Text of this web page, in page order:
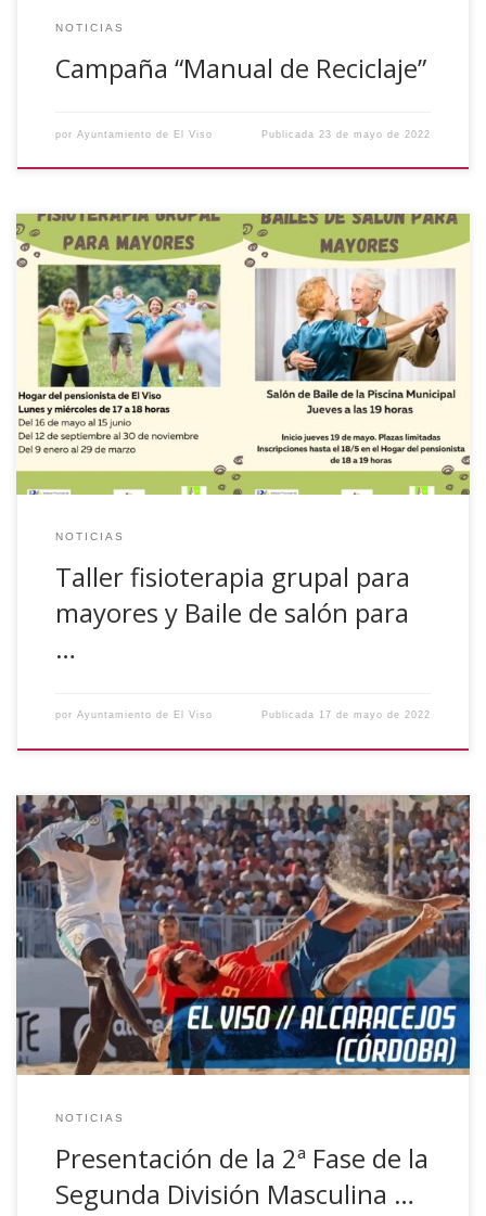
NOTICIAS
Campaña “Manual de Reciclaje”
por Ayuntamiento de El Viso Publicada 23 de mayo de 2022
En el marco del Programa Provincial de Envejecimiento
Activo, del Instituto Provincial de Bienestar Social de la
Diputación de Córdoba, junto al Ayuntamiento de El Viso,
han puesto en marcha varios talleres para personas
mayores, entre ellos, taller de fisioterapia grupal y baile de
salón, con el objetivo de incentivar […]
NOTICIAS
Taller fisioterapia grupal para
mayores y Baile de salón para
…
por Ayuntamiento de El Viso Publicada 17 de mayo de 2022
El alcalde de El Viso, Juan Diaz, ha participado hoy en la
presentación de la jornada de la 2ª Fase de la Segunda
División Masculina de la Liga Nacional de Fútbol Playa que
se desarrollará en nuestro municipio y en Alcaracejos entre
los días 20 y 22 de mayo.
NOTICIAS
Presentación de la 2ª Fase de la
Segunda División Masculina …